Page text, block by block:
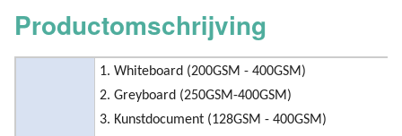
Productomschrijving
1. Whiteboard (200GSM - 400GSM)
2. Greyboard (250GSM-400GSM)
3. Kunstdocument (128GSM - 400GSM)